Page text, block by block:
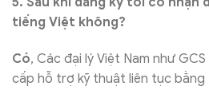
tiếng Việt không?
Có, Các đại lý Việt Nam như
cấp hỗ trợ kỹ thuật liên tục bằng